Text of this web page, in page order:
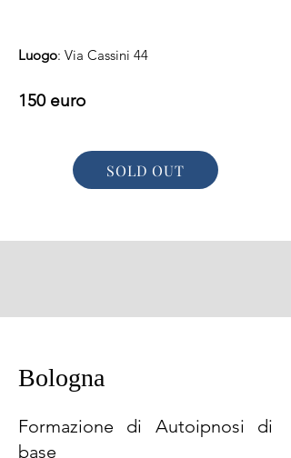
Luogo: Via Cassini 44
150 euro
SOLD OUT
Bologna
Formazione di Autoipnosi di
base